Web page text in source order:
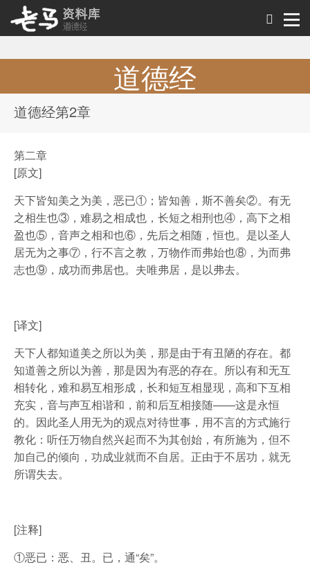
道德经
道德经第2章
第二章
[原文]
天下皆知美之为美，恶已①；皆知善，斯不善矣②。有无
之相生也③，难易之相成也，长短之相刑也④，高下之相
盈也⑤，音声之相和也⑥，先后之相随，恒也。是以圣人
居无为之事⑦，行不言之教，万物作而弗始也⑧，为而弗
志也⑨，成功而弗居也。夫唯弗居，是以弗去。
[译文]
天下人都知道美之所以为美，那是由于有丑陋的存在。都
知道善之所以为善，那是因为有恶的存在。所以有和无互
相转化，难和易互相形成，长和短互相显现，高和下互相
充实，音与声互相谐和，前和后互相接随——这是永恒
的。因此圣人用无为的观点对待世事，用不言的方式施行
教化：听任万物自然兴起而不为其创始，有所施为，但不
加自己的倾向，功成业就而不自居。正由于不居功，就无
所谓失去。
[注释]
①恶已：恶、丑。已，通“矣”。